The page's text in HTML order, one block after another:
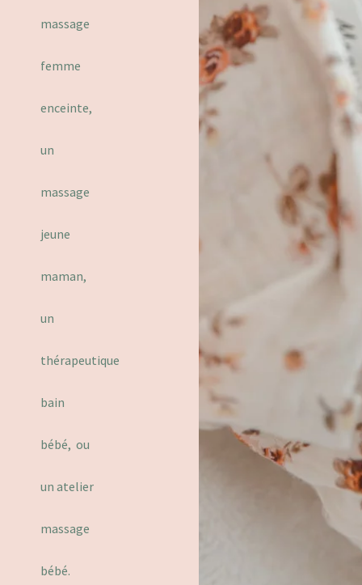
massage
femme
enceinte,
un
massage
jeune
maman,
un
thérapeutique
bain
bébé, ou
un atelier
massage
bébé.